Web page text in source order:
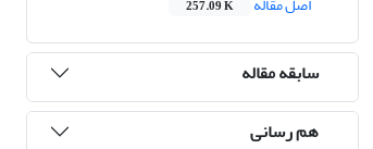
257.09 K
سابقه مقاله
هم رسانی